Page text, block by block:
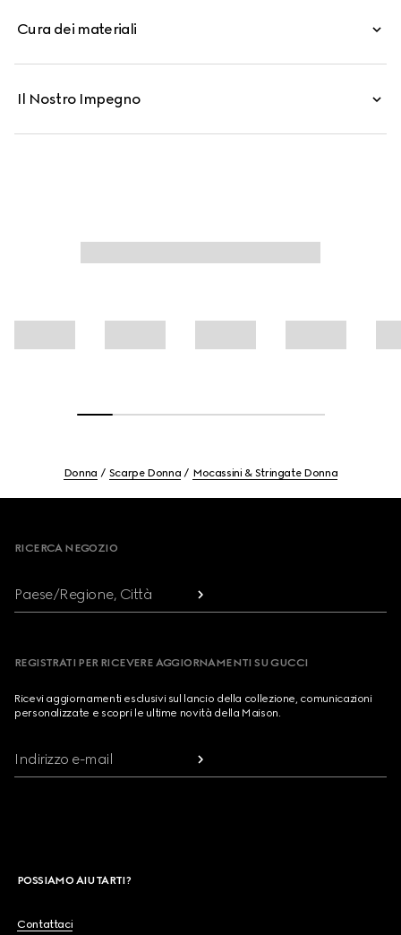
Cura dei materiali
Il Nostro Impegno
Donna Scarpe Donna Mocassini & Stringate Donna
RICERCA NEGOZIO
Paese/Regione, Città
REGISTRATI PER RICEVERE AGGIORNAMENTI SU GUCCI
Ricevi aggiornamenti esclusivi sul lancio della collezione, comunicazioni
personalizzate e scopri le ultime novità della Maison.
Indirizzo e-mail
POSSIAMO AIUTARTI?
Contattaci